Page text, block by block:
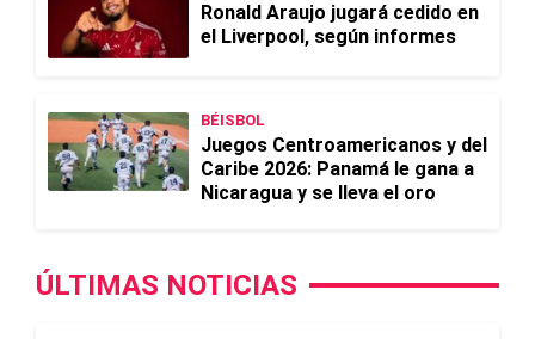
Ronald Araujo jugará cedido en
el Liverpool, según informes
BÉISBOL
Juegos Centroamericanos y del
Caribe 2026: Panamá le gana a
Nicaragua y se lleva el oro
ÚLTIMAS NOTICIAS